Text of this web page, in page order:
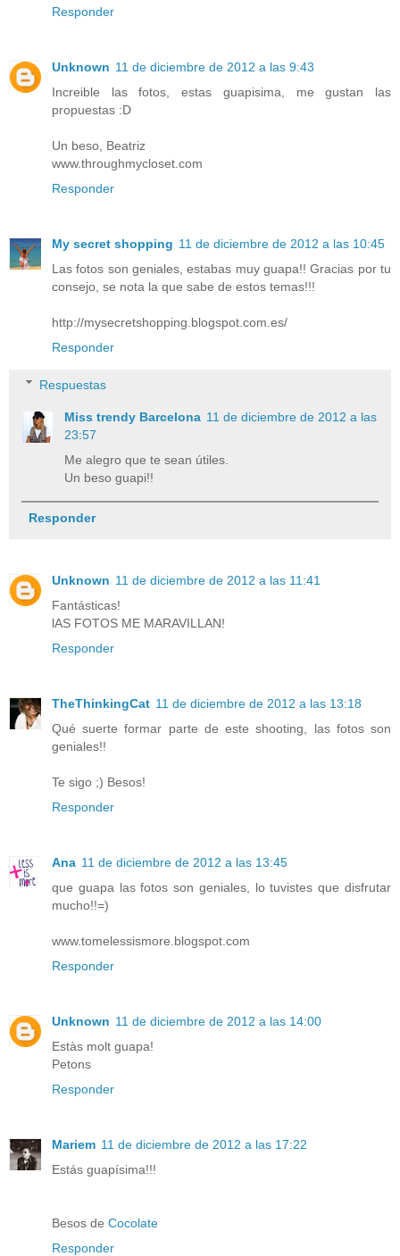
Responder
Unknown 11 de diciembre de 2012 a las 9:43
Increible las fotos, estas guapisima, me gustan las
propuestas :D
Un beso, Beatriz
www.throughmycloset.com
Responder
My secret shopping 11 de diciembre de 2012 a las 10:45
Las fotos son geniales, estabas muy guapa!! Gracias por tu
consejo, se nota la que sabe de estos temas!!!
http://mysecretshopping.blogspot.com.es/
Responder
Respuestas
Miss trendy Barcelona 11 de diciembre de 2012 a las
23:57
Me alegro que te sean útiles.
Un beso guapi!!
Responder
Unknown 11 de diciembre de 2012 a las 11:41
Fantásticas!
lAS FOTOS ME MARAVILLAN!
Responder
TheThinkingCat 11 de diciembre de 2012 a las 13:18
Qué suerte formar parte de este shooting, las fotos son
geniales!!
Te sigo ;) Besos!
Responder
Ana 11 de diciembre de 2012 a las 13:45
que guapa las fotos son geniales, lo tuvistes que disfrutar
mucho!!=)
www.tomelessismore.blogspot.com
Responder
Unknown 11 de diciembre de 2012 a las 14:00
Estàs molt guapa!
Petons
Responder
Mariem 11 de diciembre de 2012 a las 17:22
Estás guapísima!!!
Besos de Cocolate
Responder